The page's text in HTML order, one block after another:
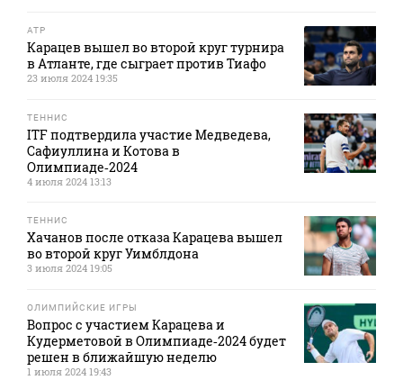
ATP
Карацев вышел во второй круг турнира
в Атланте, где сыграет против Тиафо
23 июля 2024 19:35
ТЕННИС
ITF подтвердила участие Медведева,
Сафиуллина и Котова в
Олимпиаде‑2024
4 июля 2024 13:13
ТЕННИС
Хачанов после отказа Карацева вышел
во второй круг Уимблдона
3 июля 2024 19:05
ОЛИМПИЙСКИЕ ИГРЫ
Вопрос с участием Карацева и
Кудерметовой в Олимпиаде‑2024 будет
решен в ближайшую неделю
1 июля 2024 19:43